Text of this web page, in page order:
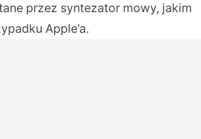
przez syntezator mowy, jakim
Apple’a.